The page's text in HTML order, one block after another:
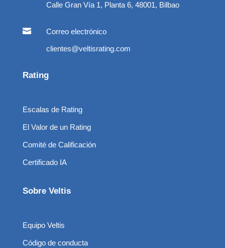
Calle Gran Vía 1, Planta 6, 48001, Bilbao

Correo electrónico
clientes@veltisrating.com
Rating
Escalas de Rating
El Valor de un Rating
Comité de Calificación
Certificado IA
Sobre Veltis
Equipo Veltis
Código de conducta